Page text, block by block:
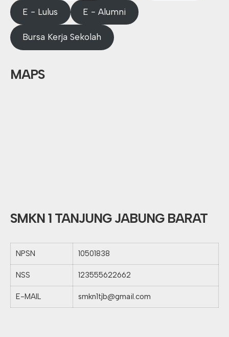
E - Lulus E - Alumni
Bursa Kerja Sekolah
MAPS
SMKN 1 TANJUNG JABUNG BARAT
NPSN 10501838
NSS 123555622662
E-MAIL smkn1tjb@gmail.com